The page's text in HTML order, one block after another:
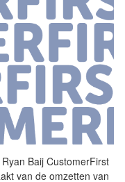
Baij CustomerFirst
van de omzetten van